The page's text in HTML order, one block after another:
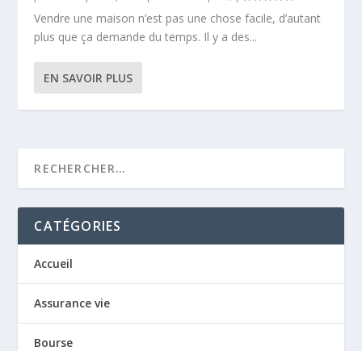
Vendre une maison n’est pas une chose facile, d’autant
plus que ça demande du temps. Il y a des...
EN SAVOIR PLUS
CATÉGORIES
Accueil
Assurance vie
Bourse